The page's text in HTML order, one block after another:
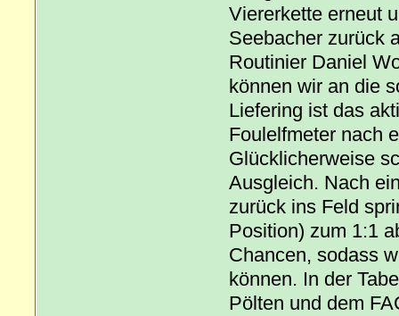
Viererkette erneut
Seebacher zurück
Routinier Daniel
können wir an die
Liefering ist das
Foulelfmeter nach
Glücklicherweise
Ausgleich. Nach
zurück ins Feld
Position) zum 1:1
Chancen, sodass
können. In der
Pölten und dem